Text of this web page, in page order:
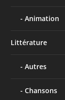
Animation
Littérature
Autres
Chansons